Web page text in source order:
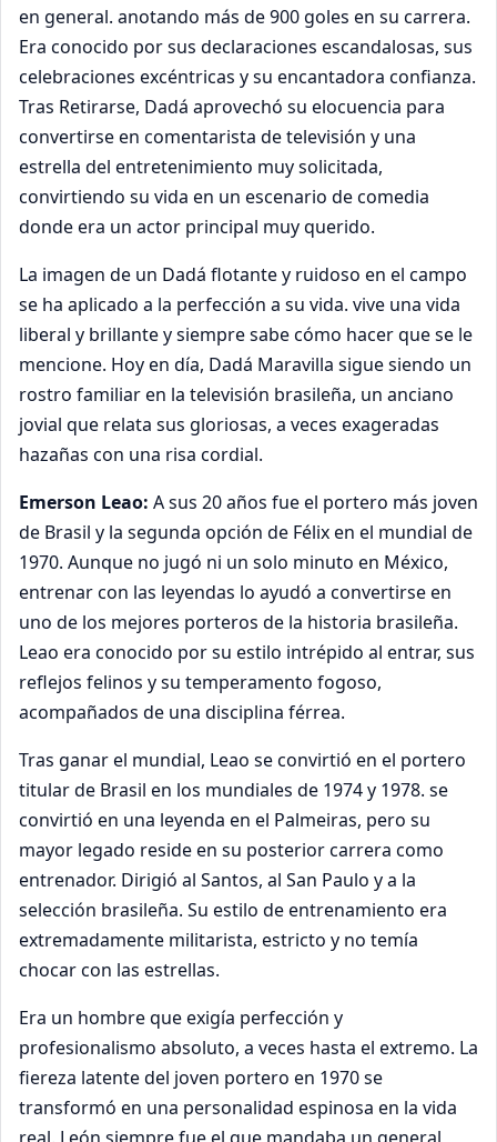
en general. anotando más de 900 goles en su carrera.
Era conocido por sus declaraciones escandalosas, sus
celebraciones excéntricas y su encantadora confianza.
Tras Retirarse, Dadá aprovechó su elocuencia para
convertirse en comentarista de televisión y una
estrella del entretenimiento muy solicitada,
convirtiendo su vida en un escenario de comedia
donde era un actor principal muy querido.
La imagen de un Dadá flotante y ruidoso en el campo
se ha aplicado a la perfección a su vida. vive una vida
liberal y brillante y siempre sabe cómo hacer que se le
mencione. Hoy en día, Dadá Maravilla sigue siendo un
rostro familiar en la televisión brasileña, un anciano
jovial que relata sus gloriosas, a veces exageradas
hazañas con una risa cordial.
Emerson Leao: A sus 20 años fue el portero más joven
de Brasil y la segunda opción de Félix en el mundial de
1970. Aunque no jugó ni un solo minuto en México,
entrenar con las leyendas lo ayudó a convertirse en
uno de los mejores porteros de la historia brasileña.
Leao era conocido por su estilo intrépido al entrar, sus
reflejos felinos y su temperamento fogoso,
acompañados de una disciplina férrea.
Tras ganar el mundial, Leao se convirtió en el portero
titular de Brasil en los mundiales de 1974 y 1978. se
convirtió en una leyenda en el Palmeiras, pero su
mayor legado reside en su posterior carrera como
entrenador. Dirigió al Santos, al San Paulo y a la
selección brasileña. Su estilo de entrenamiento era
extremadamente militarista, estricto y no temía
chocar con las estrellas.
Era un hombre que exigía perfección y
profesionalismo absoluto, a veces hasta el extremo. La
fiereza latente del joven portero en 1970 se
transformó en una personalidad espinosa en la vida